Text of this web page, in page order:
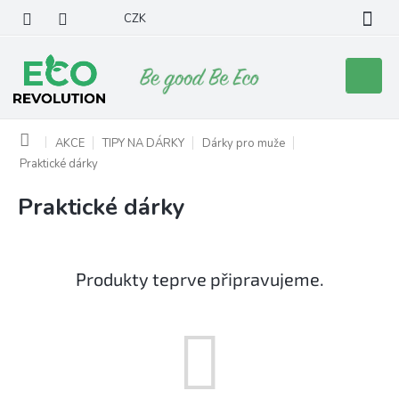
obsah
CZK
košík
Domů AKCE TIPY NA DÁRKY
Dárky pro muže
Praktické dárky
Praktické dárky
Produkty teprve připravujeme.